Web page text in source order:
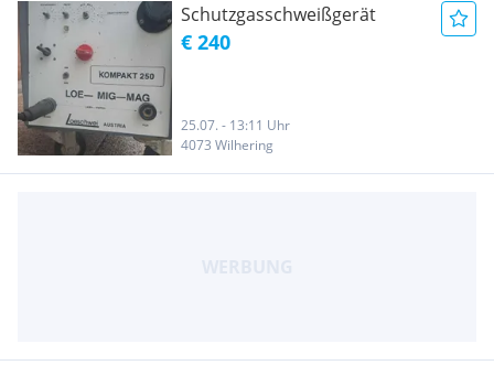
Schutzgasschweißgerät
€ 240
25.07. - 13:11 Uhr
4073 Wilhering